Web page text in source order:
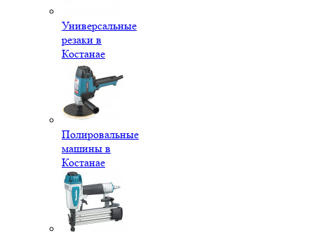
Универсальные
резаки в
Костанае
Полировальные
машины в
Костанае